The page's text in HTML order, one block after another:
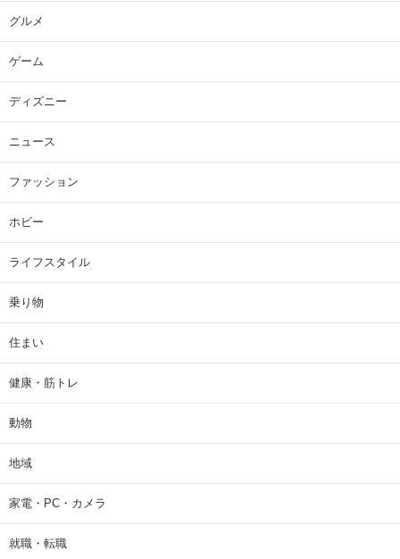
グルメ
ゲーム
ディズニー
ニュース
ファッション
ホビー
ライフスタイル
乗り物
住まい
健康・筋トレ
動物
地域
家電・PC・カメラ
就職・転職